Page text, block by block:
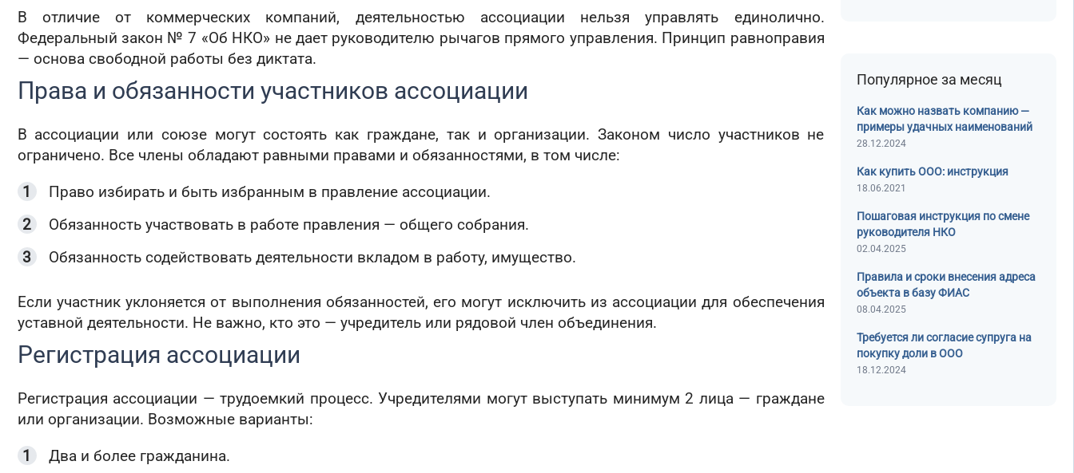
В отличие от коммерческих компаний, деятельностью ассоциации нельзя управлять единолично.
Федеральный закон № 7 «Об НКО» не дает руководителю рычагов прямого управления. Принцип равноправия
— основа свободной работы без диктата.
Права и обязанности участников ассоциации
В ассоциации или союзе могут состоять как граждане, так и организации. Законом число участников не
ограничено. Все члены обладают равными правами и обязанностями, в том числе:
Право избирать и быть избранным в правление ассоциации.
Обязанность участвовать в работе правления — общего собрания.
Обязанность содействовать деятельности вкладом в работу, имущество.
Если участник уклоняется от выполнения обязанностей, его могут исключить из ассоциации для обеспечения
уставной деятельности. Не важно, кто это — учредитель или рядовой член объединения.
Регистрация ассоциации
Регистрация ассоциации — трудоемкий процесс. Учредителями могут выступать минимум 2 лица — граждане
или организации. Возможные варианты:
Два и более гражданина.
Популярное за месяц
Как можно назвать компанию —
примеры удачных наименований
28.12.2024
Как купить ООО: инструкция
18.06.2021
Пошаговая инструкция по смене
руководителя НКО
02.04.2025
Правила и сроки внесения адреса
объекта в базу ФИАС
08.04.2025
Требуется ли согласие супруга на
покупку доли в ООО
18.12.2024